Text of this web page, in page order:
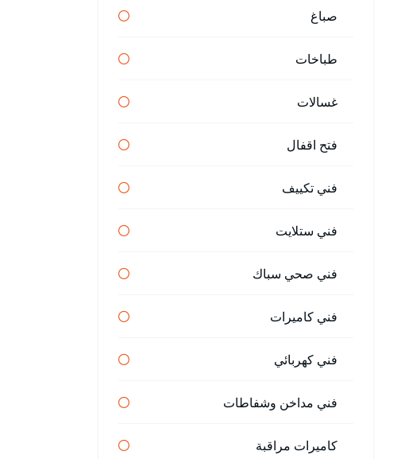
صباغ
طباخات
غسالات
فتح اقفال
فني تكييف
فني ستلايت
فني صحي سباك
فني كاميرات
فني كهربائي
فني مداخن وشفاطات
كاميرات مراقبة